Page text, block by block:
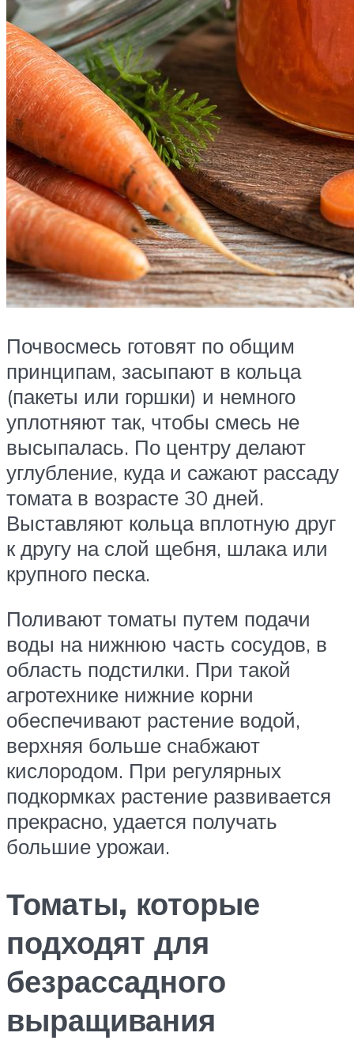
Почвосмесь готовят по общим
принципам, засыпают в кольца
(пакеты или горшки) и немного
уплотняют так, чтобы смесь не
высыпалась. По центру делают
углубление, куда и сажают рассаду
томата в возрасте 30 дней.
Выставляют кольца вплотную друг
к другу на слой щебня, шлака или
крупного песка.
Поливают томаты путем подачи
воды на нижнюю часть сосудов, в
область подстилки. При такой
агротехнике нижние корни
обеспечивают растение водой,
верхняя больше снабжают
кислородом. При регулярных
подкормках растение развивается
прекрасно, удается получать
большие урожаи.
Томаты, которые
подходят для
безрассадного
выращивания